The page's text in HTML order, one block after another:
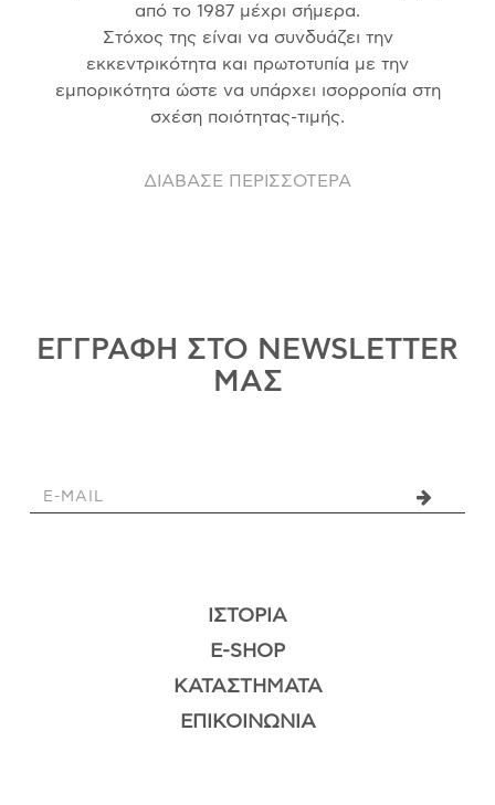
από το 1987 μέχρι σήμερα.
Στόχος της είναι να συνδυάζει την
εκκεντρικότητα και πρωτοτυπία με την
εμπορικότητα ώστε να υπάρχει ισορροπία στη
σχέση ποιότητας-τιμής.
ΔΙΑΒΑΣΕ ΠΕΡΙΣΣΟΤΕΡΑ
ΕΓΓΡΑΦΗ ΣΤΟ NEWSLETTER
ΜΑΣ
ΙΣΤΟΡΊΑ
E-SHOP
ΚΑΤΑΣΤΉΜΑΤΑ
ΕΠΙΚΟΙΝΩΝΊΑ